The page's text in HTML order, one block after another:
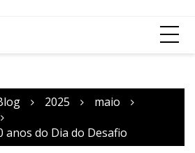
2025
maio
anos do Dia do Desafio